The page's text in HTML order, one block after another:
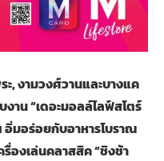
ะ, งามวงศ์วานและบางแค
าน “เดอะมอลล์ไลฟ์สโตร์
อิ่มอร่อยกับอาหารโบราณ
องเล่นคลาสสิค “ชิงช้า